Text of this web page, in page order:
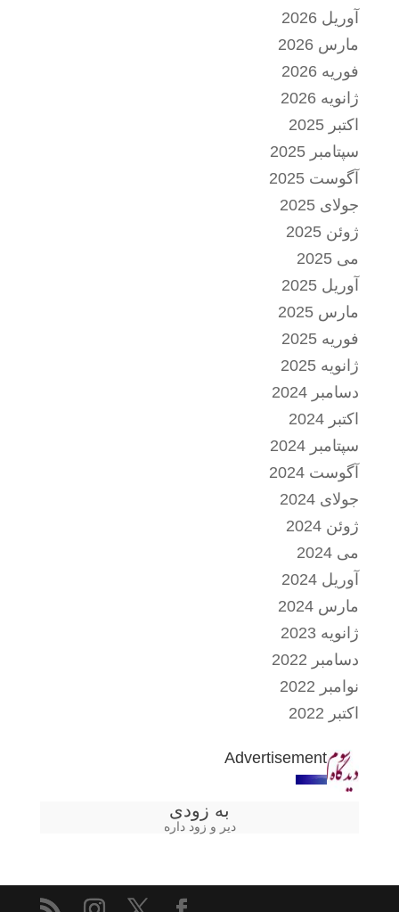
آوریل 2026
مارس 2026
فوریه 2026
ژانویه 2026
اکتبر 2025
سپتامبر 2025
آگوست 2025
جولای 2025
ژوئن 2025
می 2025
آوریل 2025
مارس 2025
فوریه 2025
ژانویه 2025
دسامبر 2024
اکتبر 2024
سپتامبر 2024
آگوست 2024
جولای 2024
ژوئن 2024
می 2024
آوریل 2024
مارس 2024
ژانویه 2023
دسامبر 2022
نوامبر 2022
اکتبر 2022
Advertisement
به زودی
دیر و زود داره